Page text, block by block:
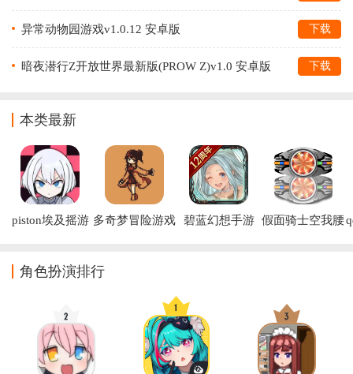
异常动物园游戏v1.0.12 安卓版 下载
暗夜潜行Z开放世界最新版(PROW Z)v1.0 安卓版 下载
本类最新
piston埃及摇游 多奇梦冒险游戏
碧蓝幻想手游 假面骑士空我腰
角色扮演排行